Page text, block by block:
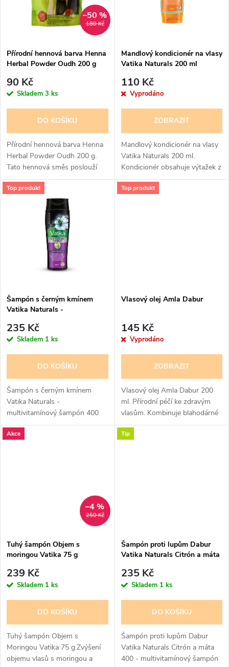
p
r
o
d
u
k
s
p
r
d
u
k
180 Kč
–50 %
Přírodní hennová barva Henna
Herbal Powder Oudh 200 g
90 Kč
Skladem 3 ks
DO KOŠÍKU
Přírodní hennová barva Henna
Herbal Powder Oudh 200 g.
Tato hennová směs poslouží
vašim vlasům jako přírodní
regenerující maska s hennou a
vonnou složkou oudu. Za dvě,...
Mandlový kondicionér na vlasy
Vatika Naturals 200 ml
110 Kč
Vyprodáno
ZOBRAZIT
Mandlový kondicionér na vlasy
Vatika Naturals 200 ml.
Kondicionér obsahuje výtažek z
mandli, med a jogurt. Dokonale
hydratuje a přináší hedvábný
Top produkt
Šampón s černým kmínem
Vatika Naturals -
ml
235 Kč
Skladem 1 ks
DO KOŠÍKU
Šampón s černým kmínem
Vatika Naturals -
multivitamínový šampón 400
ml. Šampón s černým kmínem
Vatika Naturals je opravdu
Top produkt
Vlasový olej Amla Dabur
145 Kč
Vyprodáno
ZOBRAZIT
Vlasový olej Amla Dabur 200
ml. Přírodní péčí ke zdravým
vlasům. Kombinuje blahodárné
vlastnosti plodů amly, indického
angreštu, se směsí rostlinných
Akce
250 Kč
–4 %
Tuhý šampón Objem s
moringou Vatika 75 g
239 Kč
Skladem 1 ks
DO KOŠÍKU
Tuhý šampón Objem s
Moringou Vatika 75 g.Zvýšení
objemu vlasů s moringou a
Tip
Šampón proti lupům Dabur
Vatika Naturals Citrón a máta
ml
235 Kč
Skladem 1 ks
DO KOŠÍKU
Šampón proti lupům Dabur
Vatika Naturals Citrón a máta
400 - multivitamínový šampón